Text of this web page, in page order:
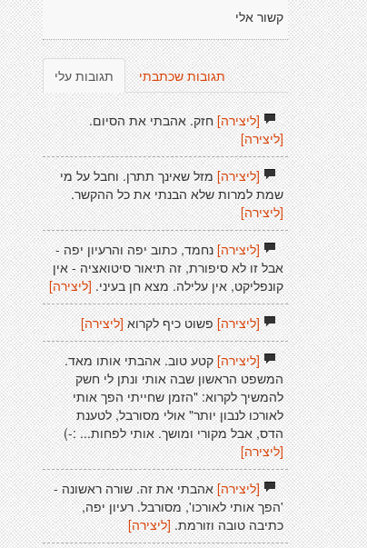
קשור אלי
תגובות עלי תגובות שכתבתי
[ליצירה]חזק. אהבתי את הסיום.
[ליצירה]
[ליצירה]מזל שאינך תתרן. וחבל על מי
שמת למרות שלא הבנתי את כל ההקשר.
[ליצירה]
[ליצירה]נחמד, כתוב יפה והרעיון יפה -
אבל זו לא סיפורת, זה תיאור סיטואציה - אין
קונפליקט, אין עלילה. מצא חן בעיני. [ליצירה]
[ליצירה]פשוט כיף לקרוא [ליצירה]
[ליצירה]קטע טוב. אהבתי אותו מאד.
המשפט הראשון שבה אותי ונתן לי חשק
להמשיך לקרוא: "הזמן שחייתי הפך אותי
לאורכו לנבון יותר" אולי מסורבל, לטענת
הדס, אבל מקורי ומושך. אותי לפחות... :-)
[ליצירה]
[ליצירה]אהבתי את זה. שורה ראשונה -
'הפך אותי לאורכו', מסורבל. רעיון יפה,
כתיבה טובה וזורמת. [ליצירה]